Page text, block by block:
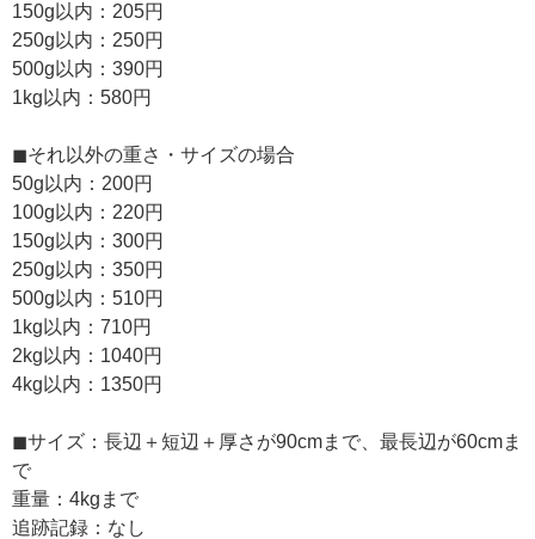
150g以内：205円
250g以内：250円
500g以内：390円
1kg以内：580円
◼︎それ以外の重さ・サイズの場合
50g以内：200円
100g以内：220円
150g以内：300円
250g以内：350円
500g以内：510円
1kg以内：710円
2kg以内：1040円
4kg以内：1350円
◼︎サイズ：長辺＋短辺＋厚さが90cmまで、最長辺が60cmま
で
重量：4kgまで
追跡記録：なし